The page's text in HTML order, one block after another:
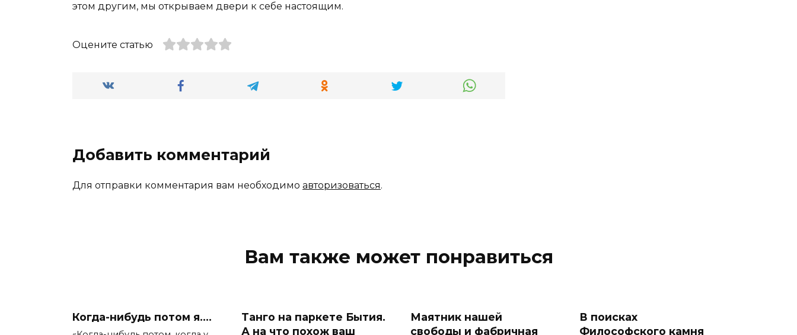
этом другим, мы открываем двери к себе настоящим.
Оцените статью
Добавить комментарий
Для отправки комментария вам необходимо авторизоваться.
Вам также может понравиться
Когда-нибудь потом я….
Танго на паркете Бытия.
А на что похож ваш
Маятник нашей
свободы и фабричная
В поисках
Философского камня